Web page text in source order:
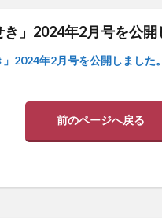
き」2024年2月号を公開
」2024年2月号を公開しました。
前のページへ戻る